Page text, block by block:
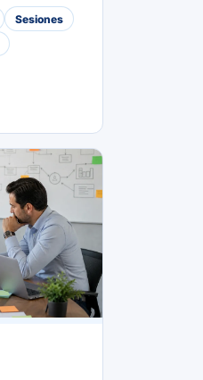
Sesiones